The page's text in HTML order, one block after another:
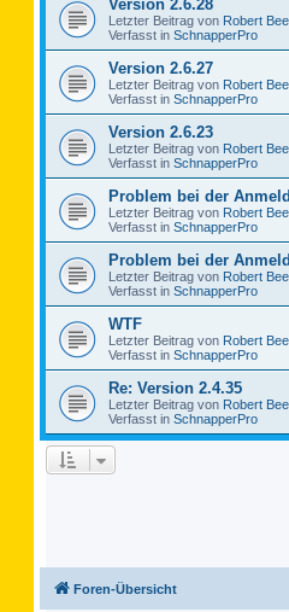
Version 2.6.28
Letzter Beitrag von Robert
Verfasst in SchnapperPro
Version 2.6.27
Letzter Beitrag von Robert
Verfasst in SchnapperPro
Version 2.6.23
Letzter Beitrag von Robert
Verfasst in SchnapperPro
Problem bei der
Letzter Beitrag von Robert
Verfasst in SchnapperPro
Problem bei der
Letzter Beitrag von Robert
Verfasst in SchnapperPro
WTF
Letzter Beitrag von Robert
Verfasst in SchnapperPro
Re: Version 2.4.35
Letzter Beitrag von Robert
Verfasst in SchnapperPro
Foren-Übersicht